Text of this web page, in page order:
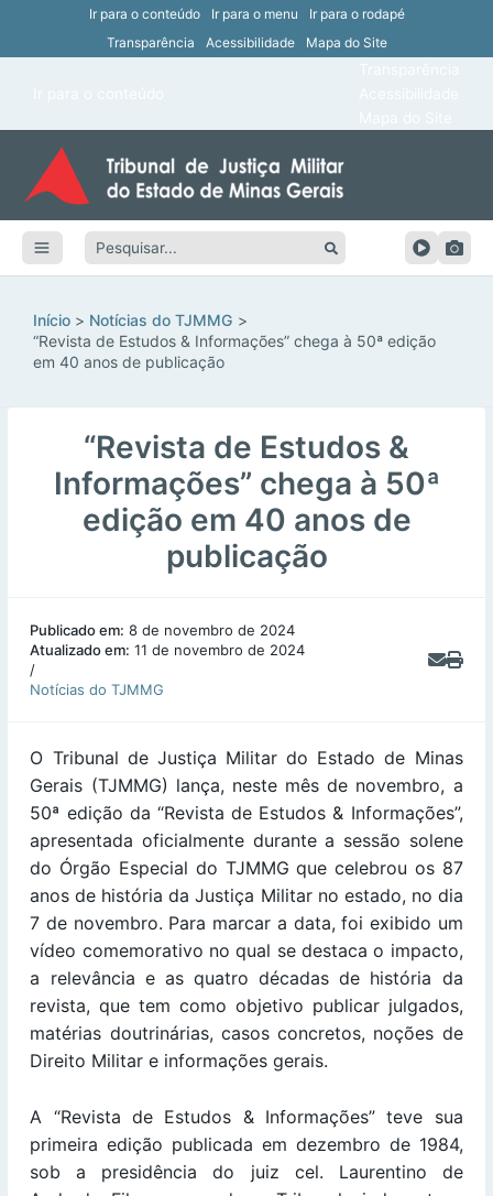
Ir para o conteúdo Ir para o menu
Ir para o rodapé
Transparência
Acessibilidade Mapa do Site
Pesquisar:
Início
Notícias do TJMMG
“Revista de Estudos & Informações” chega à 50ª edição
em 40 anos de publicação
“Revista de Estudos &
Informações” chega à 50ª
edição em 40 anos de
publicação
Publicado em: 8 de novembro de 2024
Atualizado em: 11 de novembro de 2024
/
Notícias do TJMMG
O Tribunal de Justiça Militar do Estado de Minas
Gerais (TJMMG) lança, neste mês de novembro, a
50ª edição da “Revista de Estudos & Informações”,
apresentada oficialmente durante a sessão solene
do Órgão Especial do TJMMG que celebrou os 87
anos de história da Justiça Militar no estado, no dia
7 de novembro. Para marcar a data, foi exibido um
vídeo comemorativo no qual se destaca o impacto,
a relevância e as quatro décadas de história da
revista, que tem como objetivo publicar julgados,
matérias doutrinárias, casos concretos, noções de
Direito Militar e informações gerais.
A “Revista de Estudos & Informações” teve sua
primeira edição publicada em dezembro de 1984,
sob a presidência do juiz cel. Laurentino de